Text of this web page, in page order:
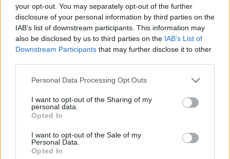
your opt-out. You may separately opt-out of the further
disclosure of your personal information by third parties on the
IAB’s list of downstream participants. This information may
also be disclosed by us to third parties on the IAB’s List of
Downstream Participants that may further disclose it to other
Please note that this website/app uses one or more Google
not limited to your visit or usage behaviour. You may click to
grant or deny consent to Google and its third-party tags to
use your data for below specified purposes in below Google
consent section.
Personal Data Processing Opt Outs
I want to opt-out of the Sharing of my
personal data.
Opted In
I want to opt-out of the Sale of my
Personal Data.
Opted In